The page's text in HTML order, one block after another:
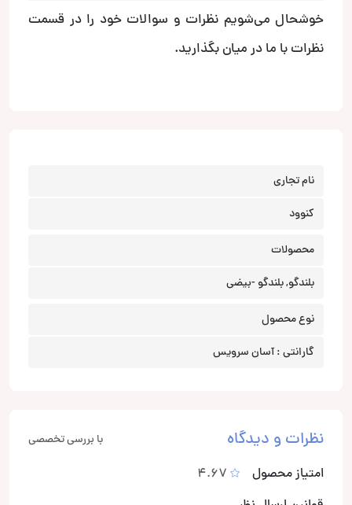
خوشحال می‌شویم نظرات و سوالات خود را در قسمت
نظرات با ما در میان بگذارید.
نام تجاری
کنوود
محصولات
بلندگو, بلندگو -بیضی
نوع محصول
گارانتی : آسان سرویس
نظرات و دیدگاه با بررسی تخصصی
امتیاز محصول
4.67